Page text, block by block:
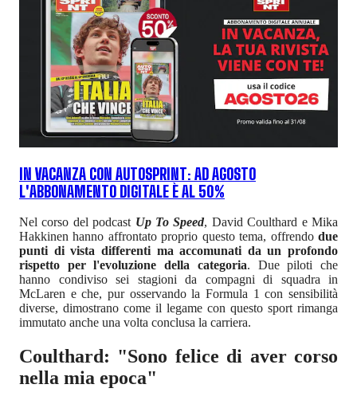
IN VACANZA CON AUTOSPRINT: AD AGOSTO
L'ABBONAMENTO DIGITALE È AL 50%
Nel corso del podcast Up To Speed, David Coulthard e Mika
Hakkinen hanno affrontato proprio questo tema, offrendo due
punti di vista differenti ma accomunati da un profondo
rispetto per l'evoluzione della categoria. Due piloti che
hanno condiviso sei stagioni da compagni di squadra in
McLaren e che, pur osservando la Formula 1 con sensibilità
diverse, dimostrano come il legame con questo sport rimanga
immutato anche una volta conclusa la carriera.
Coulthard: "Sono felice di aver corso
nella mia epoca"